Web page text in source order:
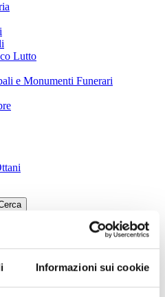
Informazioni sui cookie
Lutto
e Monumenti Funerari